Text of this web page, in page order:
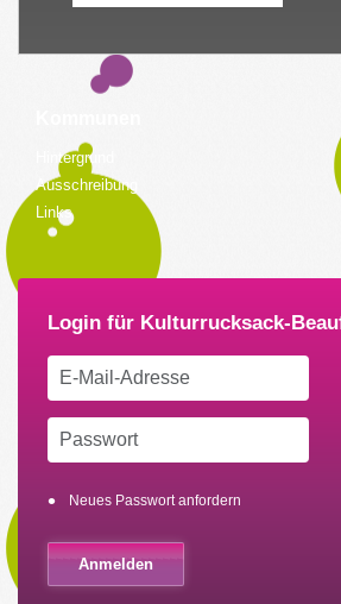
Hintergrund
Ausschreibung
Links
Neues Passwort anfordern